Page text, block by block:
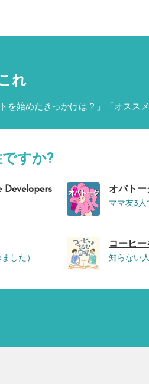
れ
始めたきっかけは？」「オスス
すか?
Developers
オバト
ママ友3人
した）
コーヒ
知らない